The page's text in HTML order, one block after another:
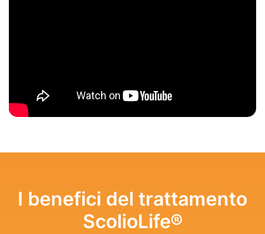
I benefici del trattamento
ScolioLife®